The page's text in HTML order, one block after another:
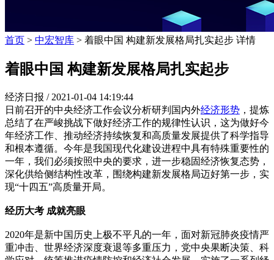
首页 > 中宏智库 > 着眼中国 构建新发展格局扎实起步 详情
着眼中国 构建新发展格局扎实起步
经济日报 / 2021-01-04 14:19:44
日前召开的中央经济工作会议分析研判国内外经济形势 ，提炼
总结了在严峻挑战下做好经济工作的规律性认识，这为做好今
年经济工作、推动经济持续恢复和高质量发展提供了科学指导
和根本遵循。今年是我国现代化建设进程中具有特殊重要性的
一年，我们必须按照中央的要求，进一步稳固经济恢复态势，
深化供给侧结构性改革，围绕构建新发展格局迈好第一步，实
现“十四五”高质量开局。
经历大考 成就亮眼
2020年是新中国历史上极不平凡的一年，面对新冠肺炎疫情严
重冲击、世界经济深度衰退等多重压力，党中央果断决策、科